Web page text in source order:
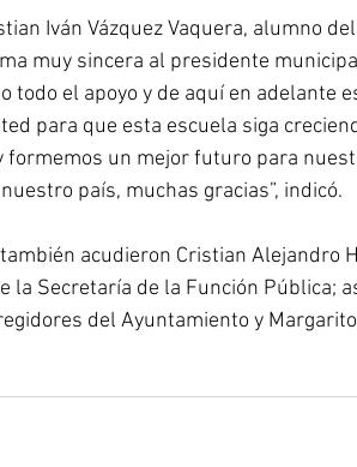
Iván Vázquez Vaquera, alumno
muy sincera al presidente
todo el apoyo y de aquí en adelante
para que esta escuela siga
formemos un mejor futuro para
país, muchas gracias”, indicó.
acudieron Cristian Alejandro
la Secretaría de la Función Pública;
del Ayuntamiento y